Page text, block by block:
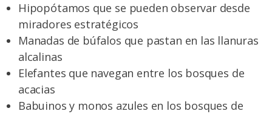
Hipopótamos que se pueden observar desde
miradores estratégicos
Manadas de búfalos que pastan en las llanuras
alcalinas
Elefantes que navegan entre los bosques de
acacias
Babuinos y monos azules en los bosques de